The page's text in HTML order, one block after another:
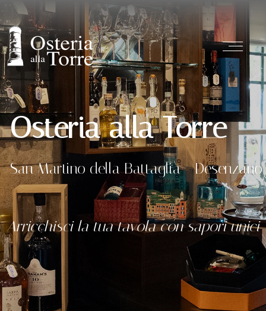
Osteria alla Torre
San Martino della Battaglia - Desenzano
Arricchisci la tua tavola con sapori unici